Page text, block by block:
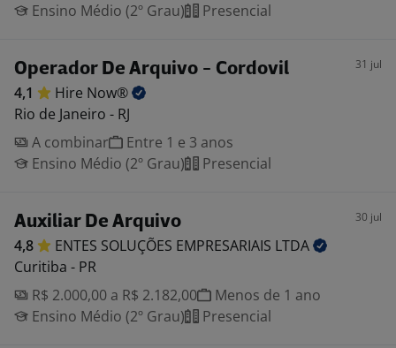
Ensino Médio (2º Grau)
Presencial
Operador De Arquivo - Cordovil 31 jul
4,1 Hire Now®
Rio de Janeiro - RJ
A combinar
Entre 1 e 3 anos
Ensino Médio (2º Grau)
Presencial
Auxiliar De Arquivo 30 jul
4,8 ENTES SOLUÇÕES EMPRESARIAIS LTDA
Curitiba - PR
R$ 2.000,00 a R$ 2.182,00
Menos de 1 ano
Ensino Médio (2º Grau)
Presencial